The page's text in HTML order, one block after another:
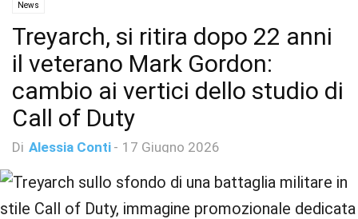
News
Treyarch, si ritira dopo 22 anni
il veterano Mark Gordon:
cambio ai vertici dello studio di
Call of Duty
Di Alessia Conti - 17 Giugno 2026